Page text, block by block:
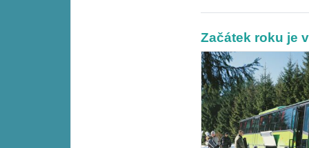
Začátek roku je